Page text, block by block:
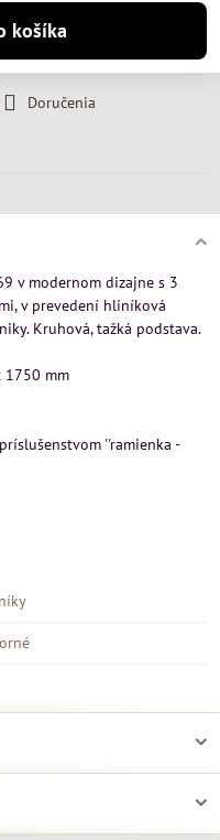
košíka
Doručenia
v modernom dizajne s 3
v prevedení hliníková
Kruhová, tažká podstava.
1750 mm
''ramienka -